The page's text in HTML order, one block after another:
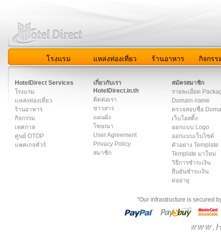
โรงแรม แหล่งท่องเที่ยว ร้านอาหาร กิจกรร
HotelDirect Services
โรงแรม
แหล่งท่องเที่ยว
ร้านอาหาร
กิจกรรม
เทศกาล
ศูนย์ OTOP
แพคเกจทัวร์
เกี่ยวกับเรา
HotelDirect.in.th
ติดต่อเรา
ข่าวสาร
แผนผัง
โฆษณา
User Agreement
Privacy Policy
สมาชิก
สมัครสมาชิก
รายละเอียด
Domain name
ตรวจสอบชื่อ
เว็บโฮสติ้ง
ออกแบบ Logo
ออกแบบเว็บไซต์
ตัวอย่าง Template
Template มาใหม่
วิธีการชำระเงิน
ยืนยันชำระเงิน
ต่ออายุ
"Our infrastructure is secured